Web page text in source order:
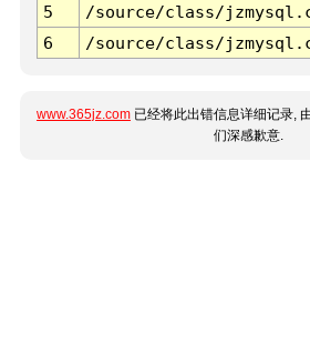
5
/source/class/
6
/source/class/
www.365jz.com 已经将此出错信息详细记录,
们深感歉意.